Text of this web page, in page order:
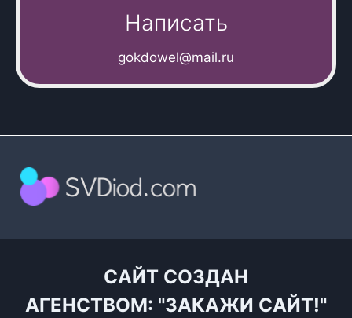
Написать
gokdowel@mail.ru
САЙТ СОЗДАН
АГЕНСТВОМ: "ЗАКАЖИ САЙТ!"